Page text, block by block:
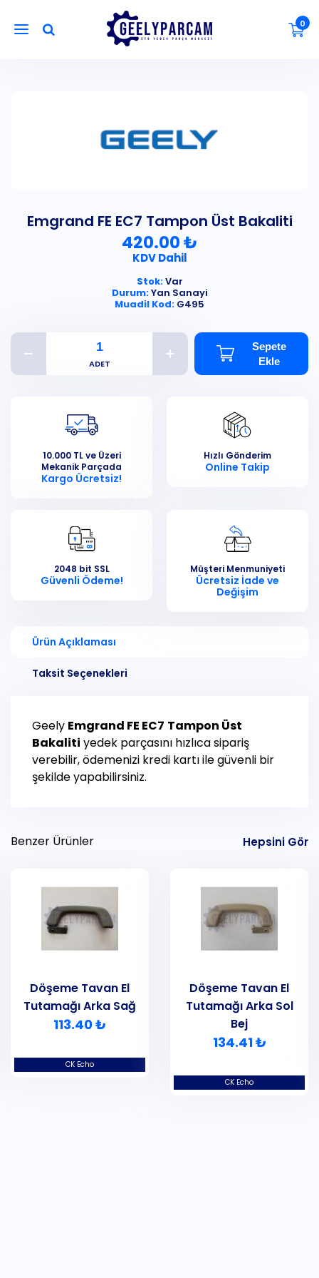
0
Emgrand FE EC7 Tampon Üst Bakaliti
420.00 ₺
KDV Dahil
Stok:Var
Durum:Yan Sanayi
Muadil Kod: G495
Sepete
Ekle
10.000 TL ve Üzeri
Mekanik Parçada
Kargo Ücretsiz!
Hızlı Gönderim
Online Takip
2048 bit SSL
Güvenli Ödeme!
Müşteri Menmuniyeti
Ücretsiz İade ve
Değişim
Ürün Açıklaması
Taksit Seçenekleri
Geely Emgrand FE EC7 Tampon Üst
Bakaliti yedek parçasını hızlıca sipariş
verebilir, ödemenizi kredi kartı ile güvenli bir
şekilde yapabilirsiniz.
Benzer Ürünler Hepsini Gör
CK Echo
Döşeme Tavan El
Tutamağı Arka Sağ
113.40 ₺
CK Echo
Döşeme Tavan El
Tutamağı Arka Sol
Bej
134.41 ₺